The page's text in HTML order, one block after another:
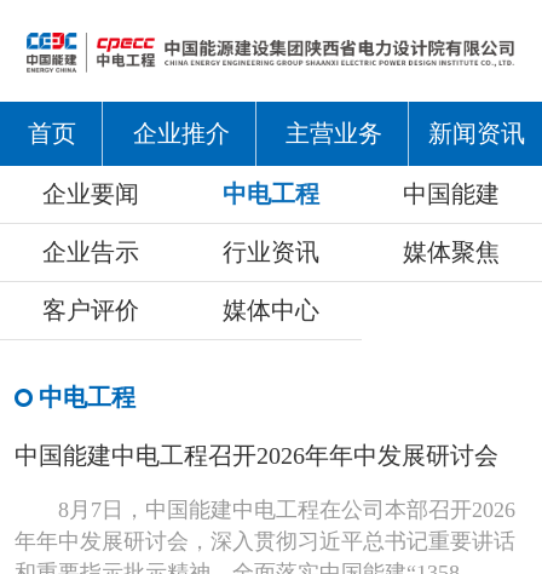
首页 企业推介 主营业务 新闻资讯
企业要闻 中电工程 中国能建
企业告示 行业资讯 媒体聚焦
客户评价 媒体中心
中电工程
中国能建中电工程召开2026年年中发展研讨会
8月7日，中国能建中电工程在公司本部召开2026
年年中发展研讨会，深入贯彻习近平总书记重要讲话